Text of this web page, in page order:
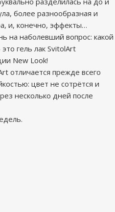
более разнообразная и
и, конечно, эффекты…
на наболевший вопрос: какой
гель лак SvitolArt
New Look!
отличается прежде всего
цвет не сотрётся и
несколько дней после